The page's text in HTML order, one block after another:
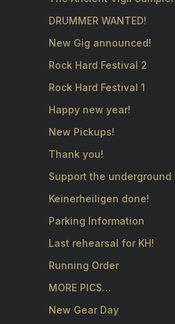
DRUMMER WANTED!
New Gig announced!
Rock Hard Festival 2
Rock Hard Festival 1
Happy new year!
New Pickups!
Thank you!
Support the underground
Keinerheiligen done!
Parking Information
Last rehearsal for KH!
Running Order
MORE PICS…
New Gear Day